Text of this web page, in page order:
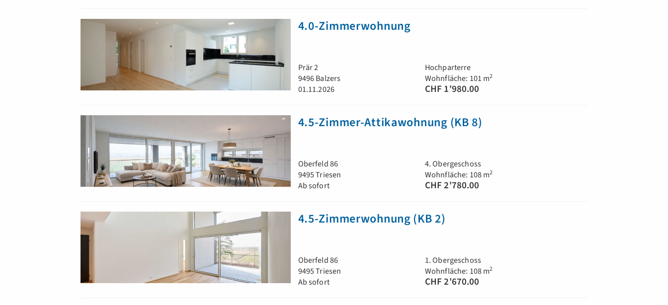
4.0-Zimmerwohnung
Prär 2
9496 Balzers
01.11.2026
Hochparterre
Wohnfläche: 101 m2
CHF 1'980.00
4.5-Zimmer-Attikawohnung (KB 8)
Oberfeld 86
9495 Triesen
Ab sofort
4. Obergeschoss
Wohnfläche: 108 m2
CHF 2'780.00
4.5-Zimmerwohnung (KB 2)
Oberfeld 86
9495 Triesen
Ab sofort
1. Obergeschoss
Wohnfläche: 108 m2
CHF 2'670.00